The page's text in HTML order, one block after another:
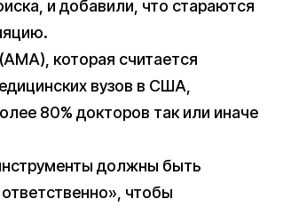
и добавили, что стараются
которая считается
вузов в США,
80% докторов так или иначе
должны быть
чтобы